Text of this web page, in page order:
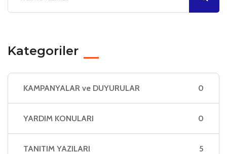
Kategoriler
KAMPANYALAR ve DUYURULAR 0
YARDIM KONULARI 0
TANITIM YAZILARI 5